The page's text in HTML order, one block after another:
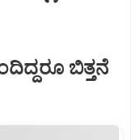
ಬಿತ್ತನೆ